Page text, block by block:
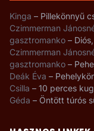
Kinga – Pillekönnyű
Czimmerman
gasztromanko –
Czimmerman
gasztromanko –
Deák Éva –
Csilla – 10 perces
Géda – Öntött túrós